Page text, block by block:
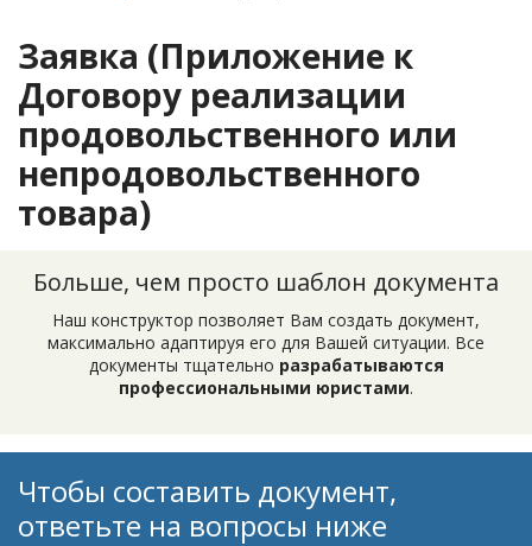
Заявка (Приложение к
Договору реализации
продовольственного или
непродовольственного
товара)
Больше, чем просто шаблон документа
Наш конструктор позволяет Вам создать документ,
максимально адаптируя его для Вашей ситуации. Все
документы тщательно разрабатываются
профессиональными юристами.
Чтобы составить документ,
ответьте на вопросы ниже